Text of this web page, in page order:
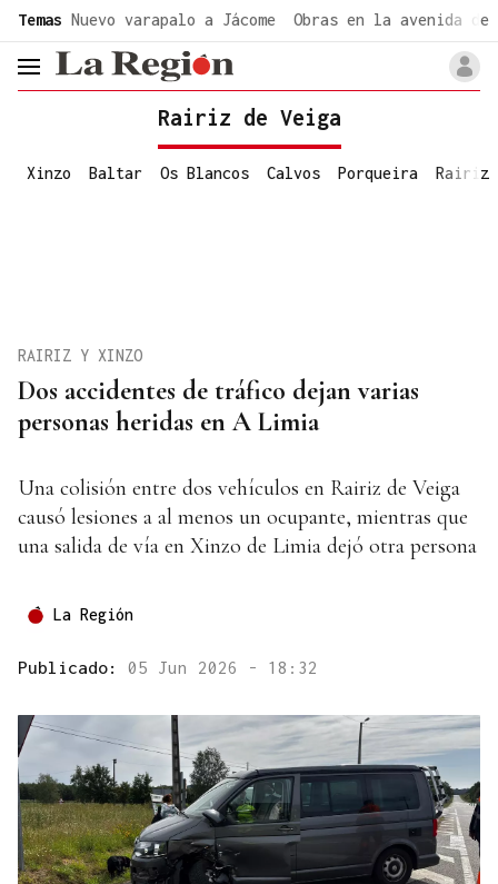
Temas Nuevo varapalo a Jácome Obras en la avenida de
header.menu.open
Rairiz de Veiga
Xinzo Baltar Os Blancos Calvos Porqueira Rairiz
Dos accidentes de tráfico dejan varias
personas heridas en A Limia
RAIRIZ Y XINZO
Una colisión entre dos vehículos en Rairiz de Veiga
causó lesiones a al menos un ocupante, mientras que
una salida de vía en Xinzo de Limia dejó otra persona
La Región
Publicado: 05 Jun 2026 - 18:32